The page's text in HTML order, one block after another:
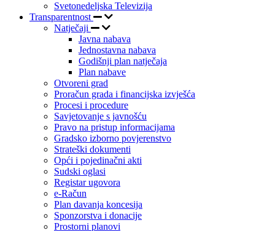
Svetonedeljska Televizija
Transparentnost
Natječaji
Javna nabava
Jednostavna nabava
Godišnji plan natječaja
Plan nabave
Otvoreni grad
Proračun grada i financijska izvješća
Procesi i procedure
Savjetovanje s javnošću
Pravo na pristup informacijama
Gradsko izborno povjerenstvo
Strateški dokumenti
Opći i pojedinačni akti
Sudski oglasi
Registar ugovora
e-Račun
Plan davanja koncesija
Sponzorstva i donacije
Prostorni planovi